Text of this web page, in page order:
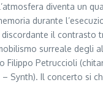
diventa un
durante
il contrasto
surreale degli
Filippo Petruccioli
Synth). Il concerto si